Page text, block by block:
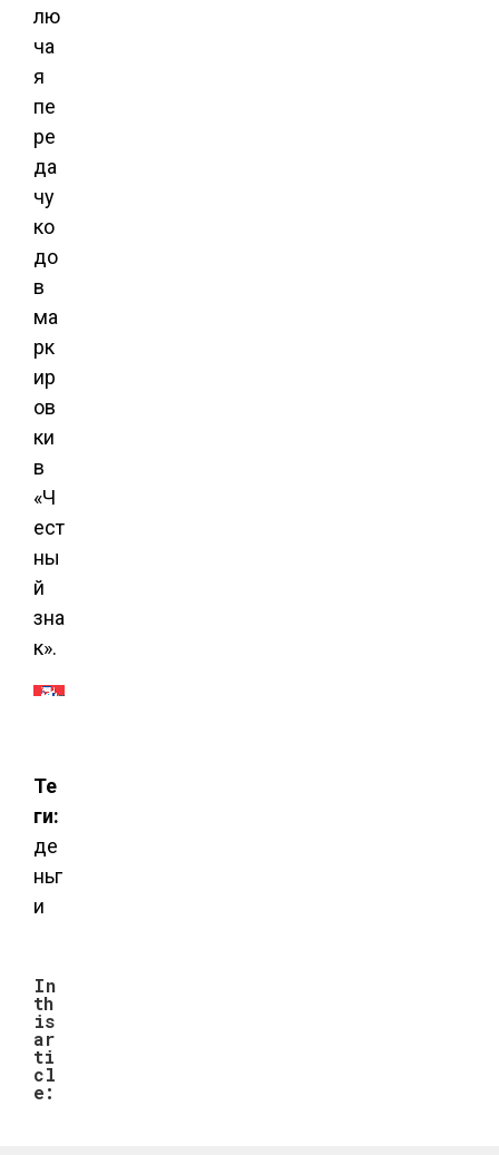
лю
ча
я
пе
ре
да
чу
ко
до
в
ма
рк
ир
ов
ки
в
«Ч
ест
ны
й
зна
к».
Те
ги:
де
ньг
и
In
th
is
ar
ti
cl
e: